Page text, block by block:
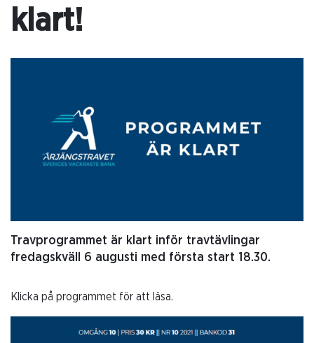
klart!
Travprogrammet är klart inför travtävlingar
fredagskväll 6 augusti med första start 18.30.
Klicka på programmet för att läsa.